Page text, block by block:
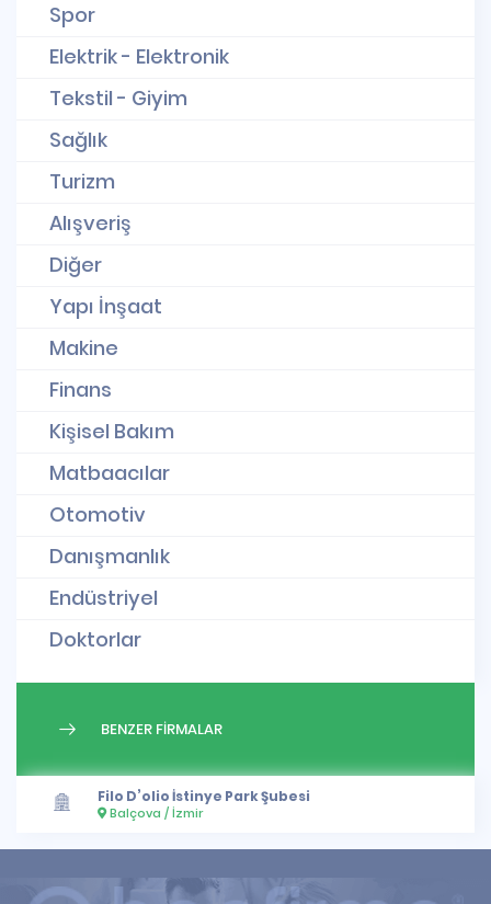
Spor
Elektrik - Elektronik
Tekstil - Giyim
Sağlık
Turizm
Alışveriş
Diğer
Yapı İnşaat
Makine
Finans
Kişisel Bakım
Matbaacılar
Otomotiv
Danışmanlık
Endüstriyel
Doktorlar
BENZER FİRMALAR
Filo D’olio İstinye Park Şubesi
Balçova / İzmir